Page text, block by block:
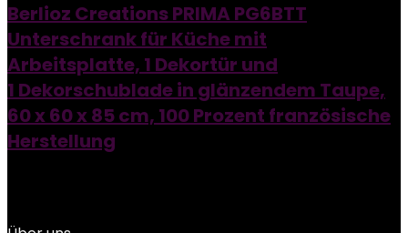
Berlioz Creations PRIMA PG6BTT
Unterschrank für Küche mit
Arbeitsplatte, 1 Dekortür und
1 Dekorschublade in glänzendem Taupe,
60 x 60 x 85 cm, 100 Prozent französische
Herstellung